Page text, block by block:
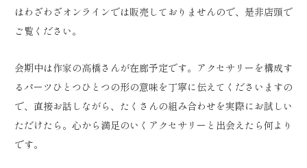
はわざわざオンラインでは販売しておりませんので、是非店頭で
ご覧ください。
会期中は作家の高橋さんが在廊予定です。アクセサリーを構成す
るパーツひとつひとつの形の意味を丁寧に伝えてくださいますの
で、直接お話しながら、たくさんの組み合わせを実際にお試しい
ただけたら。心から満足のいくアクセサリーと出会えたら何より
です。